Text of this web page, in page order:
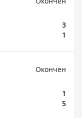
3
1
Oкончен
1
5